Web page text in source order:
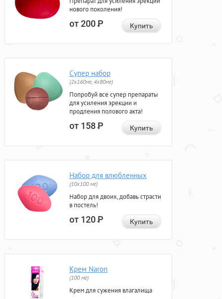
нового поколения!
от 200Р Купить
Супер набор
(2х160мг, 4х80мг)
Попробуй все супер препараты
для усиления эрекции и
продления полового акта!
от 158Р Купить
Набор для влюбленных
(10х100 мг)
Набор для двоих, добавь страсти
в постель!
от 120Р Купить
Крем Naron
(100 мг)
Крем для сужения влагалища